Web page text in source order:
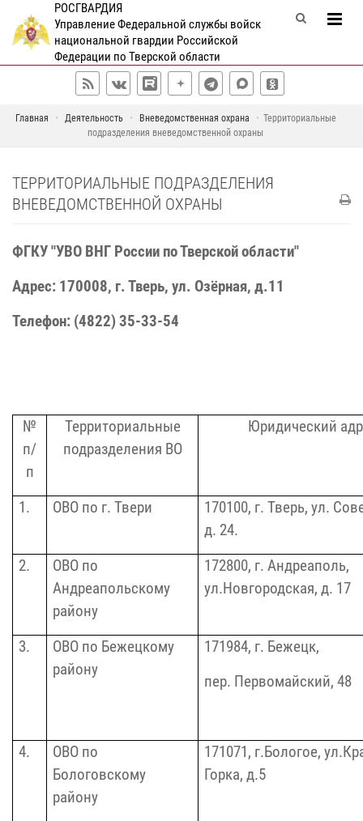
РОСГВАРДИЯ
Управление Федеральной службы войск
национальной гвардии Российской
Федерации по Тверской области
Главная Деятельность Вневедомственная охрана
Территориальные
подразделения вневедомственной охраны
ТЕРРИТОРИАЛЬНЫЕ ПОДРАЗДЕЛЕНИЯ
ВНЕВЕДОМСТВЕННОЙ ОХРАНЫ
ФГКУ "УВО ВНГ России по Тверской области"
Адрес: 170008, г. Тверь, ул. Озёрная, д.11
Телефон: (4822) 35-33-54
№
п/
п
Территориальные
подразделения ВО
Юридический
1. ОВО по г. Твери 170100, г. Тверь, ул.
д. 24.
2.
ОВО по
Андреапольскому
району
172800, г. Андреаполь,
ул.Новгородская, д. 17
3.
ОВО по Бежецкому
району
171984, г. Бежецк,
пер. Первомайский,48
4.
ОВО по
Бологовскому
району
171071, г.Бологое,
Горка,д.5